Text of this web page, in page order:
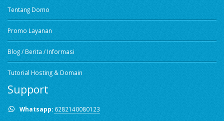
Tentang Domo
Promo Layanan
Blog / Berita / Informasi
Tutorial Hosting & Domain
Support
Whatsapp: 6282140080123